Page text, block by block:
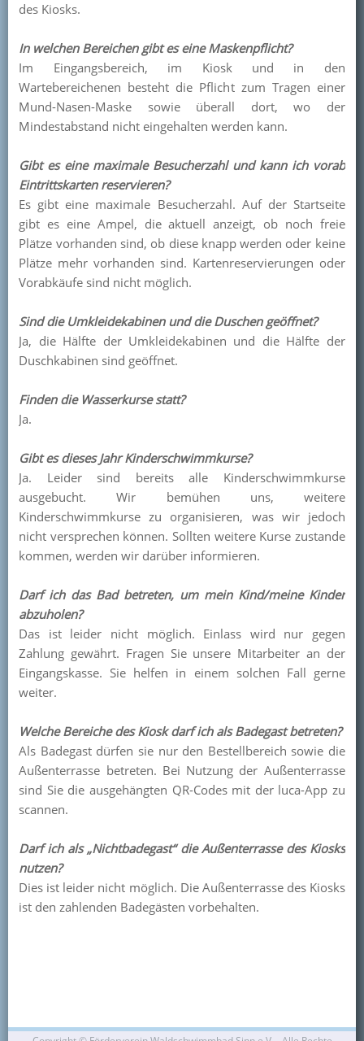
des Kiosks.
In welchen Bereichen gibt es eine Maskenpflicht?
Im Eingangsbereich, im Kiosk und in den
Wartebereichenen besteht die Pflicht zum Tragen einer
Mund-Nasen-Maske sowie überall dort, wo der
Mindestabstand nicht eingehalten werden kann.
Gibt es eine maximale Besucherzahl und kann ich vorab
Eintrittskarten reservieren?
Es gibt eine maximale Besucherzahl. Auf der Startseite
gibt es eine Ampel, die aktuell anzeigt, ob noch freie
Plätze vorhanden sind, ob diese knapp werden oder keine
Plätze mehr vorhanden sind. Kartenreservierungen oder
Vorabkäufe sind nicht möglich.
Sind die Umkleidekabinen und die Duschen geöffnet?
Ja, die Hälfte der Umkleidekabinen und die Hälfte der
Duschkabinen sind geöffnet.
Finden die Wasserkurse statt?
Ja.
Gibt es dieses Jahr Kinderschwimmkurse?
Ja. Leider sind bereits alle Kinderschwimmkurse
ausgebucht. Wir bemühen uns, weitere
Kinderschwimmkurse zu organisieren, was wir jedoch
nicht versprechen können. Sollten weitere Kurse zustande
kommen, werden wir darüber informieren.
Darf ich das Bad betreten, um mein Kind/meine Kinder
abzuholen?
Das ist leider nicht möglich. Einlass wird nur gegen
Zahlung gewährt. Fragen Sie unsere Mitarbeiter an der
Eingangskasse. Sie helfen in einem solchen Fall gerne
weiter.
Welche Bereiche des Kiosk darf ich als Badegast betreten?
Als Badegast dürfen sie nur den Bestellbereich sowie die
Außenterrasse betreten. Bei Nutzung der Außenterrasse
sind Sie die ausgehängten QR-Codes mit der luca-App zu
scannen.
Darf ich als „Nichtbadegast“ die Außenterrasse des Kiosks
nutzen?
Dies ist leider nicht möglich. Die Außenterrasse des Kiosks
ist den zahlenden Badegästen vorbehalten.